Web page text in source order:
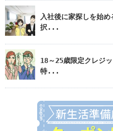
入社後に家探しを始
択...
18～25歳限定クレジ
特...